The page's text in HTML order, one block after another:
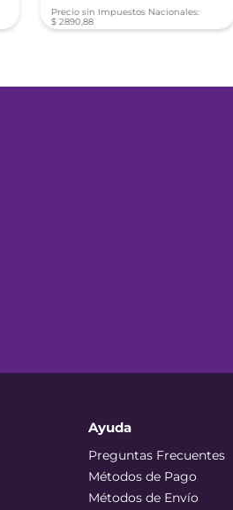
Precio sin Impuestos Nacionales:
$ 2890,88
Ayuda
Preguntas Frecuentes
Métodos de Pago
Métodos de Envío